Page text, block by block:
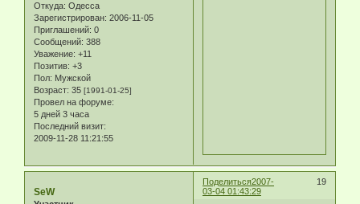
Откуда: Одесса
Зарегистрирован: 2006-11-05
Приглашений: 0
Сообщений: 388
Уважение: +11
Позитив: +3
Пол: Мужской
Возраст: 35 [1991-01-25]
Провел на форуме:
5 дней 3 часа
Последний визит:
2009-11-28 11:21:55
Поделиться 19
2007-
03-04 01:43:29
SeW